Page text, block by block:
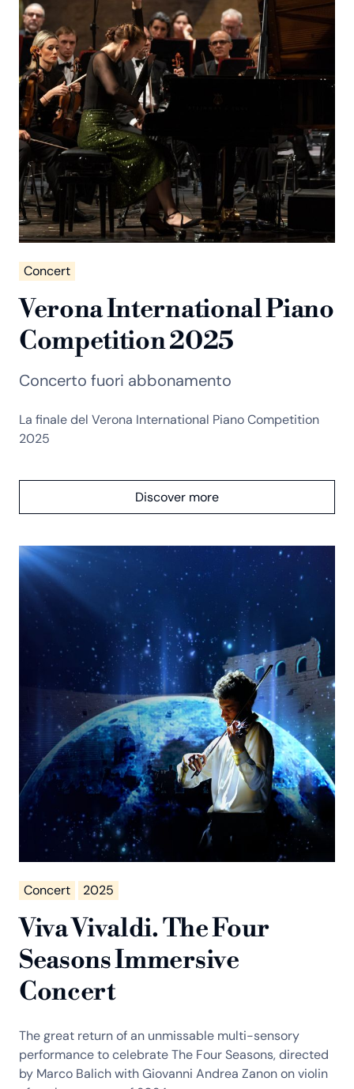
Concert
Verona International Piano
Competition 2025
Concerto fuori abbonamento
La finale del Verona International Piano Competition
2025
Discover more
Concert 2025
Viva Vivaldi. The Four
Seasons Immersive
Concert
The great return of an unmissable multi-sensory
performance to celebrate The Four Seasons, directed
by Marco Balich with Giovanni Andrea Zanon on violin